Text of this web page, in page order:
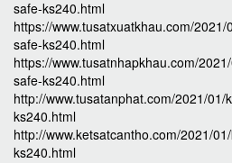
safe-ks240.html
https://www.tusatxuatkhau.com/
safe-ks240.html
https://www.tusatnhapkhau.com/
safe-ks240.html
http://www.tusatanphat.com/2021/
ks240.html
http://www.ketsatcantho.com/2021/
ks240.html